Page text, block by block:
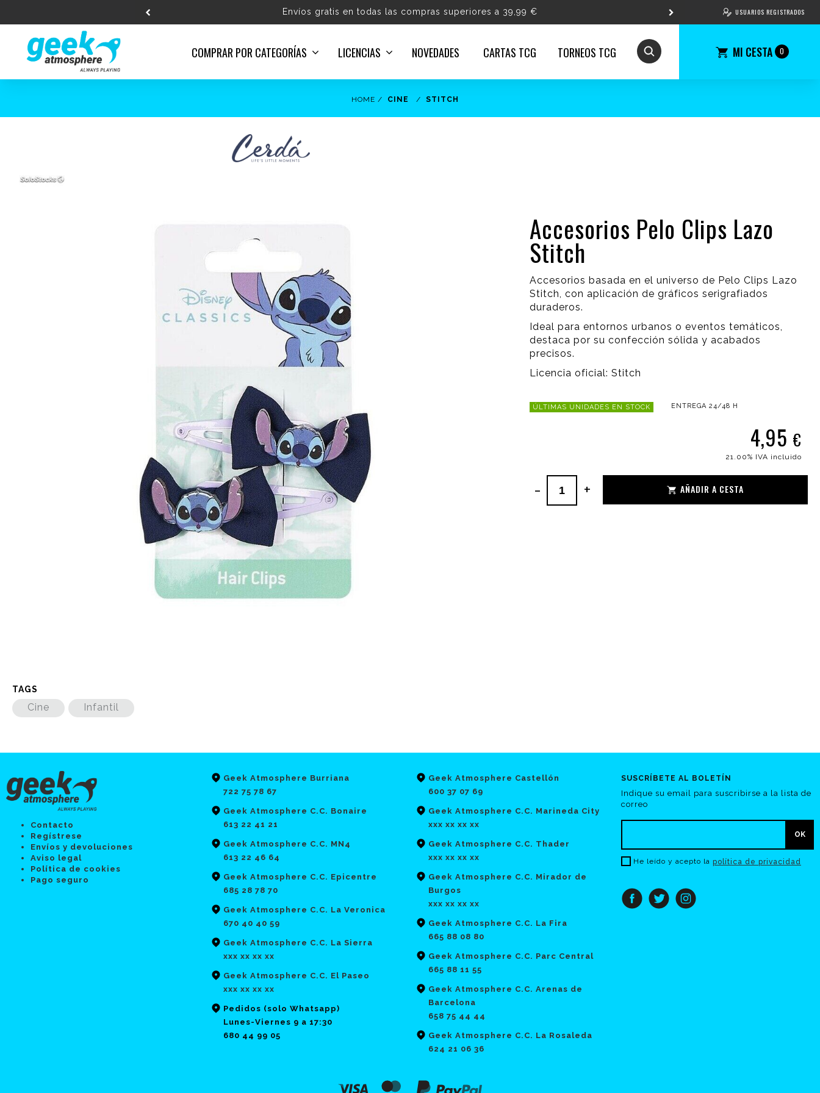
Envíos gratis en todas las compras superiores a 39,99 €
MI CESTA 0
USUARIOS REGISTRADOS
COMPRAR POR CATEGORÍAS LICENCIAS NOVEDADES CARTAS TCG TORNEOS TCG
HOME CINE STITCH
Accesorios Pelo Clips Lazo
Stitch
Accesorios basada en el universo de Pelo Clips Lazo
Stitch, con aplicación de gráficos serigrafiados
duraderos.
Ideal para entornos urbanos o eventos temáticos,
destaca por su confección sólida y acabados
precisos.
Licencia oficial: Stitch
ÚLTIMAS UNIDADES EN STOCK ENTREGA 24/48 H
4,95 €
21.00% IVA incluido
- + AÑADIR A CESTA
TAGS
Cine Infantil
Contacto
Regístrese
Envíos y devoluciones
Aviso legal
Política de cookies
Pago seguro
Geek Atmosphere Burriana
722 75 78 67
Geek Atmosphere C.C. Bonaire
613 22 41 21
Geek Atmosphere C.C. MN4
613 22 46 64
Geek Atmosphere C.C. Epicentre
685 28 78 70
Geek Atmosphere C.C. La Veronica
670 40 40 59
Geek Atmosphere C.C. La Sierra
xxx xx xx xx
Geek Atmosphere C.C. El Paseo
xxx xx xx xx
Pedidos (solo Whatsapp)
Lunes-Viernes 9 a 17:30
680 44 99 05
Geek Atmosphere Castellón
600 37 07 69
Geek Atmosphere C.C. Marineda City
xxx xx xx xx
Geek Atmosphere C.C. Thader
xxx xx xx xx
Geek Atmosphere C.C. Mirador de
Burgos
xxx xx xx xx
Geek Atmosphere C.C. La Fira
665 88 08 80
Geek Atmosphere C.C. Parc Central
665 88 11 55
Geek Atmosphere C.C. Arenas de
Barcelona
658 75 44 44
Geek Atmosphere C.C. La Rosaleda
624 21 06 36
SUSCRÍBETE AL BOLETÍN
Indique su email para suscribirse a la lista de
correo
He leído y acepto la política de privacidad